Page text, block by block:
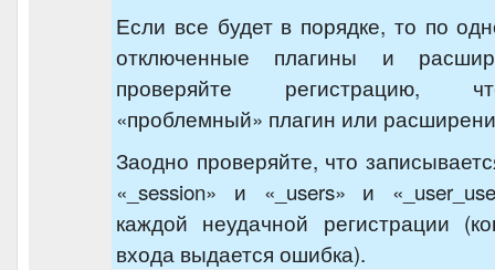
Если все будет в порядке, то по
отключенные плагины и
проверяйте регистрацию,
«проблемный» плагин или
Заодно проверяйте, что
«_session» и «_users» и
каждой неудачной регистрации
входа выдается ошибка).